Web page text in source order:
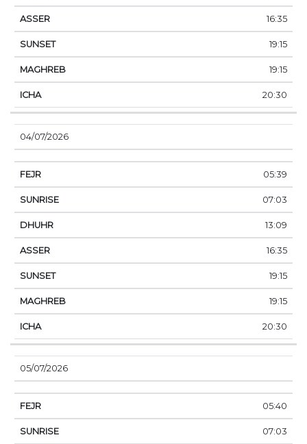
16:35
19:15
19:15
20:30
04/07/2026
05:39
07:03
13:09
16:35
19:15
19:15
20:30
05/07/2026
05:40
07:03